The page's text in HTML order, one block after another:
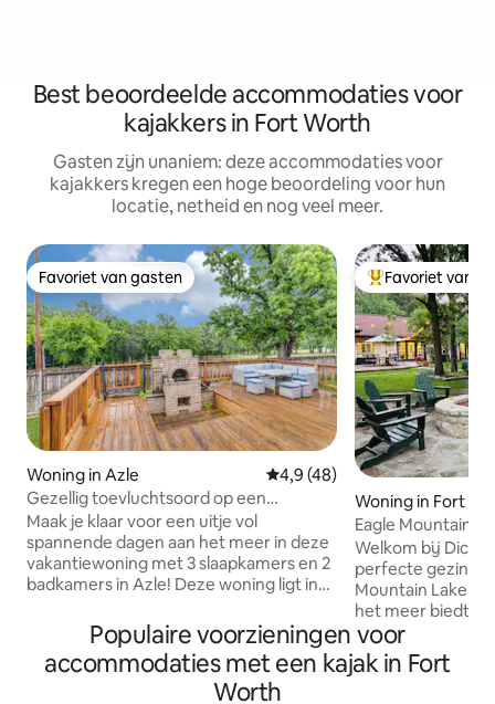
Best beoordeelde accommodaties voor
kajakkers in Fort Worth
Gasten zijn unaniem: deze accommodaties voor
kajakkers kregen een hoge beoordeling voor hun
locatie, netheid en nog veel meer.
Favoriet van gasten
Favoriet van gasten
Woning in Azle Gemiddelde beoordeling van
4,9 (48)
Gezellig toevluchtsoord op een
steenworp afstand van het meer
Maak je klaar voor een uitje vol
spannende dagen aan het meer in deze
vakantiewoning met 3 slaapkamers en 2
badkamers in Azle! Deze woning ligt in
toevluchtsoord aan het meer met zijn
volledige keuken, uitnodigende
woonkamer en ruime achtertuin. Neem
de kajaks mee voor een ritje, geniet van
Topfavoriet van
Favoriet van
Woning in Fort
Eagle Mountain
Bubbelbad
Welkom bij Dick's
perfecte
Mountain Lake!
het meer biedt
12 gasten,
bijeenkomsten
generaties.
Populaire voorzieningen voor
accommodaties met een kajak in Fort
Worth